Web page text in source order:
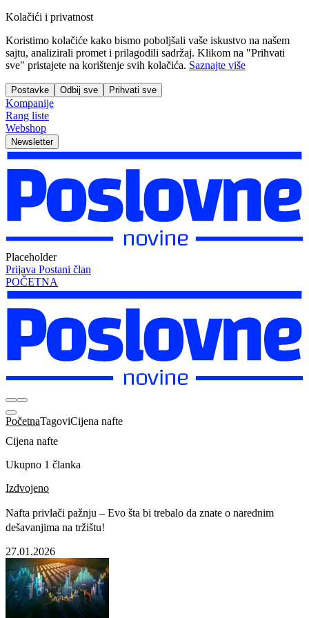
Kolačići i privatnost
Koristimo kolačiće kako bismo poboljšali vaše iskustvo na našem
sajtu, analizirali promet i prilagodili sadržaj. Klikom na "Prihvati
sve" pristajete na korištenje svih kolačića. Saznajte više
Postavke Odbij sve Prihvati sve
Kompanije
Rang liste
Webshop
Newsletter
Placeholder
Prijava Postani član
POČETNA
PočetnaTagoviCijena nafte
Cijena nafte
Ukupno 1 članka
Izdvojeno
Nafta privlači pažnju – Evo šta bi trebalo da znate o narednim
dešavanjima na tržištu!
27.01.2026